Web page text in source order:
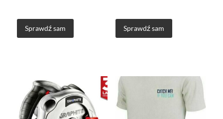
Sprawdź sam Sprawdź sam